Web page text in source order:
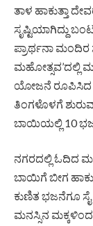
ತಾಳ ಹಾಕುತ್ತಾ
ಸೃಷ್ಟಿಯಾಗಿದ್ದು
ಪ್ರಾರ್ಥನಾ
ಮಹೋತ್ಸವ’ದಲ್ಲಿ
ಯೋಜನೆ ರೂಪಿಸಿದ
ತಿಂಗಳೊಳಗೆ
ಬಾಯಿಯಲ್ಲಿ 10
ನಗರದಲ್ಲಿ ಓದಿದ
ಬಾಯಿಗೆ ಬೀಗ
ಕುಣಿತ ಭಜನೆಗೂ
ಮನಸ್ಸಿನ